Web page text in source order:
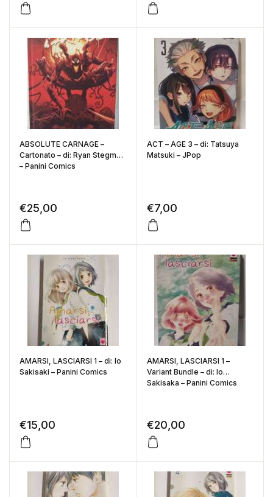
ABSOLUTE CARNAGE –
Cartonato – di: Ryan Stegman
– Panini Comics
€25,00
ACT – AGE 3 – di: Tatsuya
Matsuki – JPop
€7,00
AMARSI, LASCIARSI 1 – di: Io
Sakisaki – Panini Comics
€15,00
AMARSI, LASCIARSI 1 –
Variant Bundle – di: Io
Sakisaka – Panini Comics
€20,00